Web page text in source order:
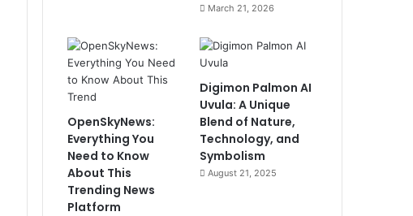
March 21, 2026
OpenSkyNews:
Everything You
Need to Know
About This
Trending News
Platform
Digimon Palmon AI
Uvula: A Unique
Blend of Nature,
Technology, and
Symbolism
August 21, 2025